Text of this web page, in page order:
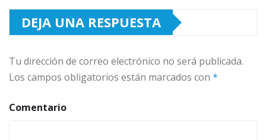
DEJA UNA RESPUESTA
Tu dirección de correo electrónico no será publicada.
Los campos obligatorios están marcados con *
Comentario